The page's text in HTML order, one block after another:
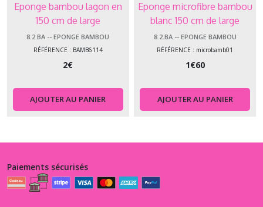
Eponge bambou lagon en
150 cm de large
8.2.BA -- EPONGE BAMBOU
RÉFÉRENCE : BAMB6114
2€
AJOUTER AU PANIER
Eponge microfibre bambou
blanc 150 cm de large
8.2.BA -- EPONGE BAMBOU
RÉFÉRENCE : microbamb01
1€60
AJOUTER AU PANIER
Paiements sécurisés